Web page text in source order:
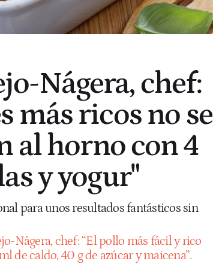
Nágera, chef:
más ricos no se
al horno con 4
y yogur"
para unos resultados fantásticos sin
Nágera, chef: “El pollo más fácil y rico
de caldo, 40 g de azúcar y maicena”.